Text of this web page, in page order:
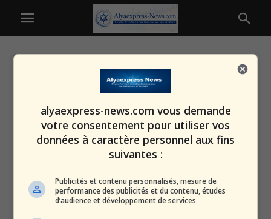
Home
alyaexpress-news.com vous demande
votre consentement pour utiliser vos
données à caractère personnel aux fins
suivantes :
Publicités et contenu personnalisés, mesure de
performance des publicités et du contenu, études
d’audience et développement de services